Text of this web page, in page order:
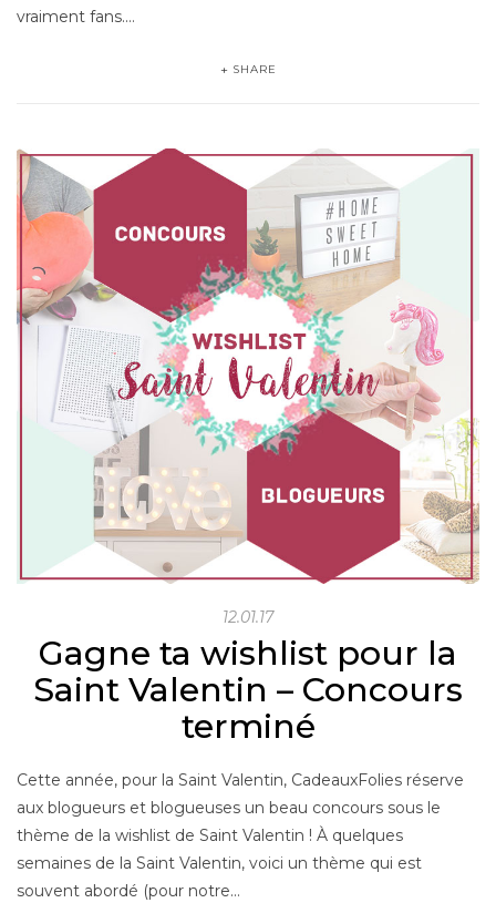
vraiment fans.…
SHARE
12.01.17
Gagne ta wishlist pour la
Saint Valentin – Concours
terminé
Cette année, pour la Saint Valentin, CadeauxFolies réserve
aux blogueurs et blogueuses un beau concours sous le
thème de la wishlist de Saint Valentin ! À quelques
semaines de la Saint Valentin, voici un thème qui est
souvent abordé (pour notre…